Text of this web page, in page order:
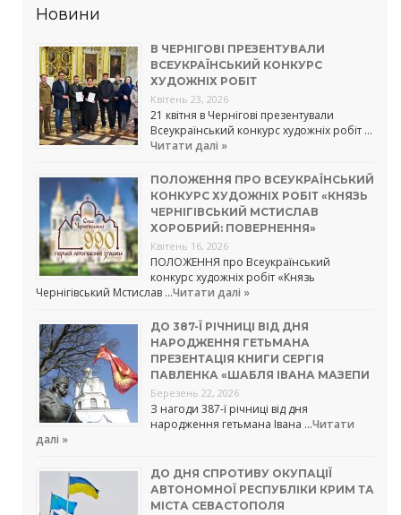
Новини
В ЧЕРНІГОВІ ПРЕЗЕНТУВАЛИ
ВСЕУКРАЇНСЬКИЙ КОНКУРС
ХУДОЖНІХ РОБІТ
Квітень 23, 2026
21 квітня в Чернігові презентували
Всеукраїнський конкурс художніх робіт …
Читати далі »
ПОЛОЖЕННЯ ПРО ВСЕУКРАЇНСЬКИЙ
КОНКУРС ХУДОЖНІХ РОБІТ «КНЯЗЬ
ЧЕРНІГІВСЬКИЙ МСТИСЛАВ
ХОРОБРИЙ: ПОВЕРНЕННЯ»
Квітень 16, 2026
ПОЛОЖЕННЯ про Всеукраїнський
конкурс художніх робіт «Князь
Чернігівський Мстислав …Читати далі »
ДО 387-Ї РІЧНИЦІ ВІД ДНЯ
НАРОДЖЕННЯ ГЕТЬМАНА
ПРЕЗЕНТАЦІЯ КНИГИ СЕРГІЯ
ПАВЛЕНКА «ШАБЛЯ ІВАНА МАЗЕПИ
Березень 22, 2026
З нагоди 387-ї річниці від дня
народження гетьмана Івана …Читати
далі »
ДО ДНЯ СПРОТИВУ ОКУПАЦІЇ
АВТОНОМНОЇ РЕСПУБЛІКИ КРИМ ТА
МІСТА СЕВАСТОПОЛЯ